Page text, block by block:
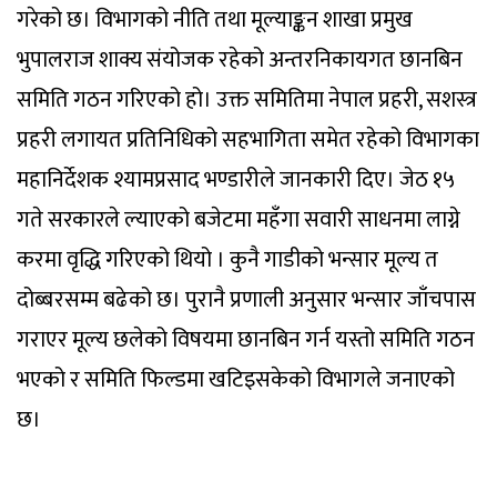
गरेको छ। विभागको नीति तथा मूल्याङ्कन शाखा प्रमुख
भुपालराज शाक्य संयोजक रहेको अन्तरनिकायगत छानबिन
समिति गठन गरिएको हो। उक्त समितिमा नेपाल प्रहरी, सशस्त्र
प्रहरी लगायत प्रतिनिधिको सहभागिता समेत रहेको विभागका
महानिर्देशक श्यामप्रसाद भण्डारीले जानकारी दिए। जेठ १५
गते सरकारले ल्याएको बजेटमा महँगा सवारी साधनमा लाग्ने
करमा वृद्धि गरिएको थियो । कुनै गाडीको भन्सार मूल्य त
दोब्बरसम्म बढेको छ। पुरानै प्रणाली अनुसार भन्सार जाँचपास
गराएर मूल्य छलेको विषयमा छानबिन गर्न यस्तो समिति गठन
भएको र समिति फिल्डमा खटिइसकेको विभागले जनाएको
छ।